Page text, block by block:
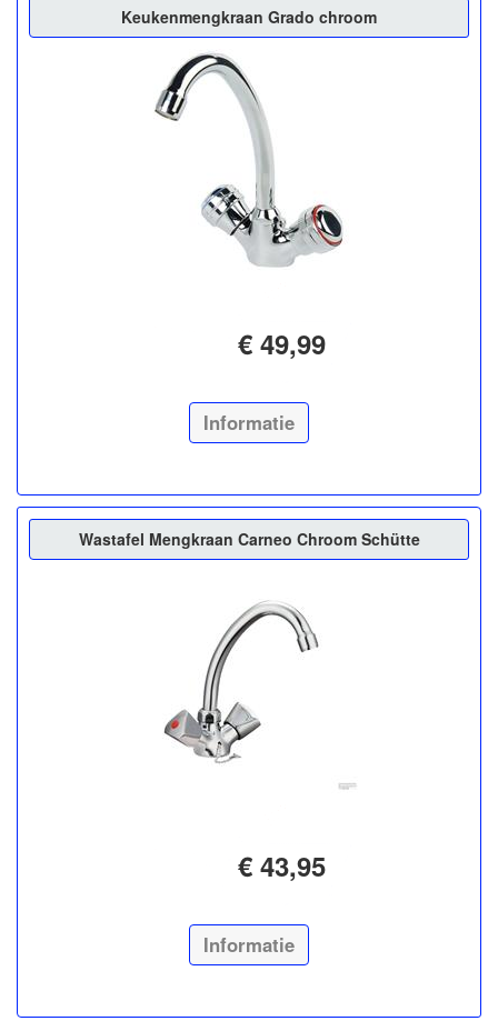
Keukenmengkraan Grado chroom
€ 49,99
Informatie
Wastafel Mengkraan Carneo Chroom Schütte
€ 43,95
Informatie